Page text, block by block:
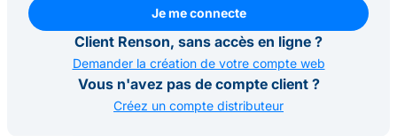
Je me connecte
Je me connecte
Client Renson, sans accès en ligne ?
Demander la création de votre compte web
Vous n'avez pas de compte client ?
Créez un compte distributeur